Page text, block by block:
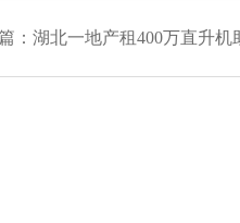
： 湖北一地产租400万直升机